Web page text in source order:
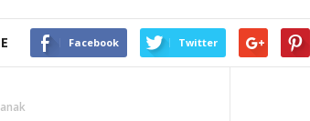
Facebook Twitter